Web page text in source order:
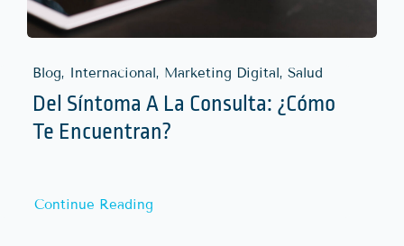
Blog, Internacional, Marketing Digital, Salud
Del Síntoma A La Consulta: ¿Cómo
Te Encuentran?
Continue Reading